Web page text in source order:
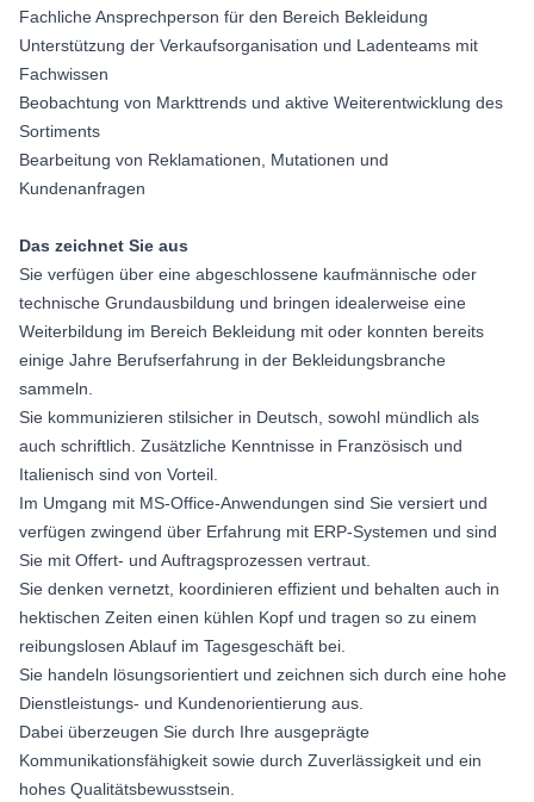
Fachliche Ansprechperson für den Bereich Bekleidung
Unterstützung der Verkaufsorganisation und Ladenteams mit
Fachwissen
Beobachtung von Markttrends und aktive Weiterentwicklung des
Sortiments
Bearbeitung von Reklamationen, Mutationen und
Kundenanfragen
Das zeichnet Sie aus
Sie verfügen über eine abgeschlossene kaufmännische oder
technische Grundausbildung und bringen idealerweise eine
Weiterbildung im Bereich Bekleidung mit oder konnten bereits
einige Jahre Berufserfahrung in der Bekleidungsbranche
sammeln.
Sie kommunizieren stilsicher in Deutsch, sowohl mündlich als
auch schriftlich. Zusätzliche Kenntnisse in Französisch und
Italienisch sind von Vorteil.
Im Umgang mit MS-Office-Anwendungen sind Sie versiert und
verfügen zwingend über Erfahrung mit ERP-Systemen und sind
Sie mit Offert- und Auftragsprozessen vertraut.
Sie denken vernetzt, koordinieren effizient und behalten auch in
hektischen Zeiten einen kühlen Kopf und tragen so zu einem
reibungslosen Ablauf im Tagesgeschäft bei.
Sie handeln lösungsorientiert und zeichnen sich durch eine hohe
Dienstleistungs- und Kundenorientierung aus.
Dabei überzeugen Sie durch Ihre ausgeprägte
Kommunikationsfähigkeit sowie durch Zuverlässigkeit und ein
hohes Qualitätsbewusstsein.